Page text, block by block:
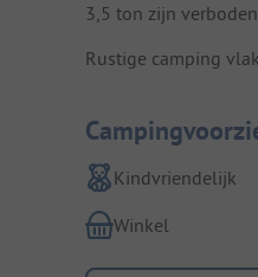
3,5 ton zijn verboden.
Rustige camping
Kindvriendelijk
Winkel